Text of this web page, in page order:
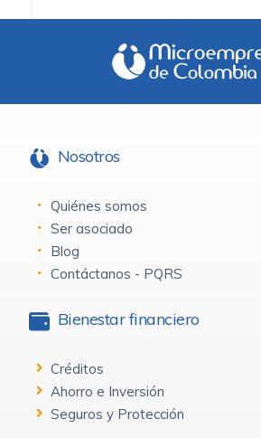
Nosotros
Quiénes somos
Ser asociado
Blog
Contáctanos - PQRS
Bienestar financiero
Créditos
Ahorro e Inversión
Seguros y Protección